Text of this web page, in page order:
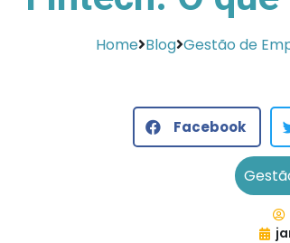
Home Blog Gestão de
Facebook